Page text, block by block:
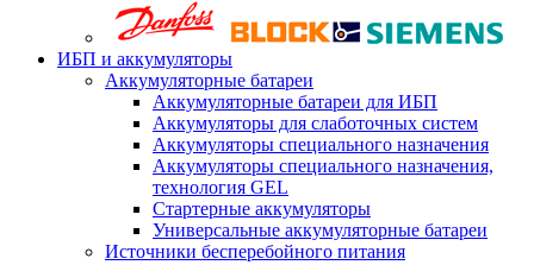
ИБП и аккумуляторы
Аккумуляторные батареи
Аккумуляторные батареи для ИБП
Аккумуляторы для слаботочных систем
Аккумуляторы специального назначения
Аккумуляторы специального назначения,
технология GEL
Стартерные аккумуляторы
Универсальные аккумуляторные батареи
Источники бесперебойного питания